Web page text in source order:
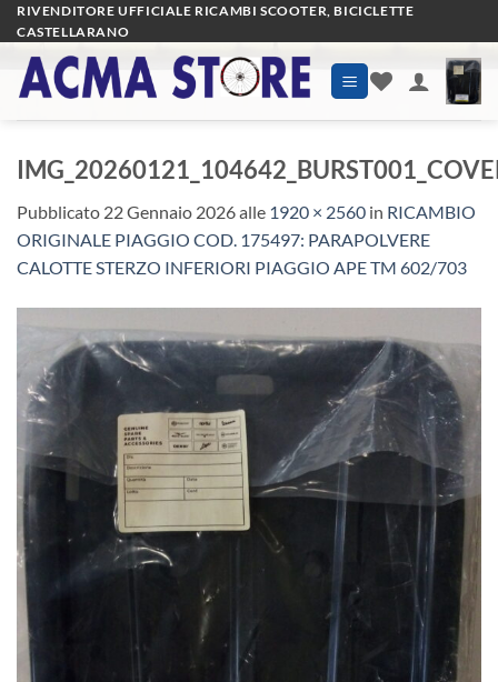
Salta
ai
contenuti
RIVENDITORE UFFICIALE RICAMBI SCOOTER, BICICLETTE
CASTELLARANO
Pubblicato 22 Gennaio 2026alle 1920 × 2560 in RICAMBIO
ORIGINALE PIAGGIO COD. 175497: PARAPOLVERE
CALOTTE STERZO INFERIORI PIAGGIO APE TM 602/703